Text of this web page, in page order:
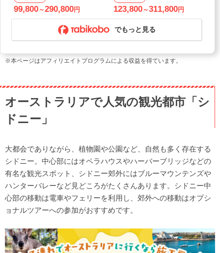
経由
99,800～290,800円
経由
123,800～311,800円
でもっと見る
※本ページはアフィリエイトプログラムによる収益を得ています。
オーストラリアで人気の観光都市「シ
ドニー」
大都会でありながら、植物園や公園など、自然も多く存在する
シドニー。中心部にはオペラハウスやハーバーブリッジなどの
有名な観光スポット、シドニー郊外にはブルーマウンテンズや
ハンターバレーなど見どころがたくさんあります。シドニー中
心部の移動は電車やフェリーを利用し、郊外への移動はオプシ
ョナルツアーへの参加がおすすめです。